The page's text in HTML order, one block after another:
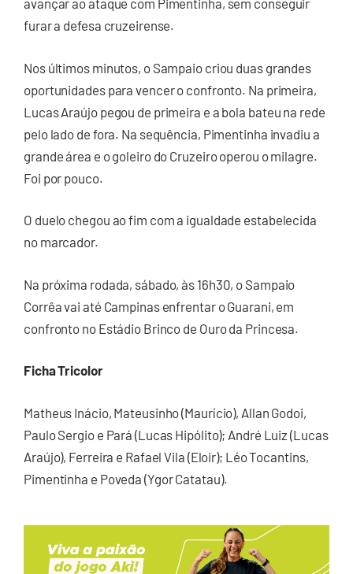
avançar ao ataque com Pimentinha, sem conseguir
furar a defesa cruzeirense.
Nos últimos minutos, o Sampaio criou duas grandes
oportunidades para vencer o confronto. Na primeira,
Lucas Araújo pegou de primeira e a bola bateu na rede
pelo lado de fora. Na sequência, Pimentinha invadiu a
grande área e o goleiro do Cruzeiro operou o milagre.
Foi por pouco.
O duelo chegou ao fim com a igualdade estabelecida
no marcador.
Na próxima rodada, sábado, às 16h30, o Sampaio
Corrêa vai até Campinas enfrentar o Guarani, em
confronto no Estádio Brinco de Ouro da Princesa.
Ficha Tricolor
Matheus Inácio, Mateusinho (Maurício), Allan Godoi,
Paulo Sergio e Pará (Lucas Hipólito); André Luiz (Lucas
Araújo), Ferreira e Rafael Vila (Eloir); Léo Tocantins,
Pimentinha e Poveda (Ygor Catatau).